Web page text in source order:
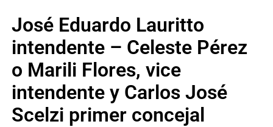
José Eduardo Lauritto
intendente – Celeste Pérez
o Marili Flores, vice
intendente y Carlos José
Scelzi primer concejal